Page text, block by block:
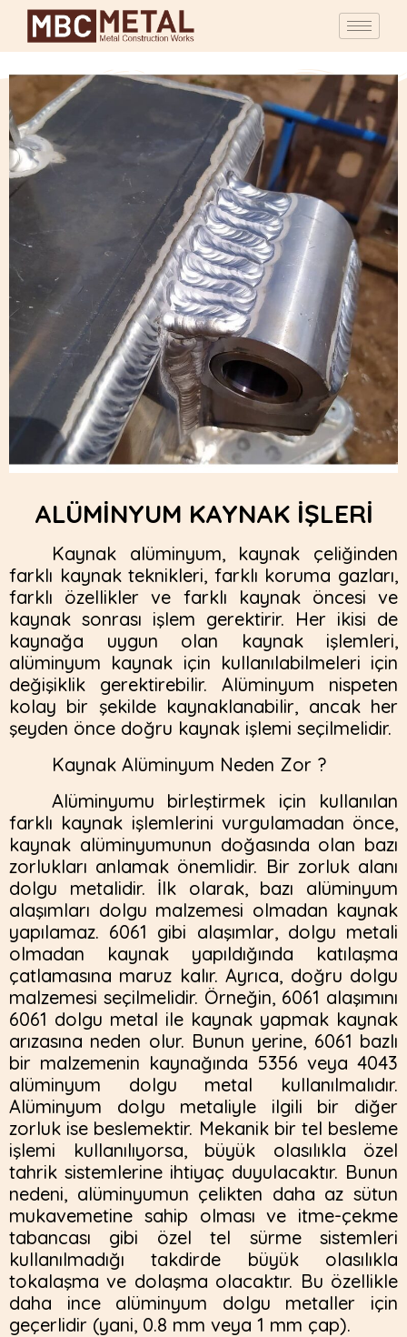
Alüminyum
Kaynak İşleri
ALÜMİNYUM KAYNAK İŞLERİ
Kaynak alüminyum, kaynak çeliğinden
farklı kaynak teknikleri, farklı koruma gazları,
farklı özellikler ve farklı kaynak öncesi ve
kaynak sonrası işlem gerektirir. Her ikisi de
kaynağa uygun olan kaynak işlemleri,
alüminyum kaynak için kullanılabilmeleri için
değişiklik gerektirebilir. Alüminyum nispeten
kolay bir şekilde kaynaklanabilir, ancak her
şeyden önce doğru kaynak işlemi seçilmelidir.
Kaynak Alüminyum Neden Zor ?
Alüminyumu birleştirmek için kullanılan
farklı kaynak işlemlerini vurgulamadan önce,
kaynak alüminyumunun doğasında olan bazı
zorlukları anlamak önemlidir. Bir zorluk alanı
dolgu metalidir. İlk olarak, bazı alüminyum
alaşımları dolgu malzemesi olmadan kaynak
yapılamaz. 6061 gibi alaşımlar, dolgu metali
olmadan kaynak yapıldığında katılaşma
çatlamasına maruz kalır. Ayrıca, doğru dolgu
malzemesi seçilmelidir. Örneğin, 6061 alaşımını
6061 dolgu metal ile kaynak yapmak kaynak
arızasına neden olur. Bunun yerine, 6061 bazlı
bir malzemenin kaynağında 5356 veya 4043
alüminyum dolgu metal kullanılmalıdır.
Alüminyum dolgu metaliyle ilgili bir diğer
zorluk ise beslemektir. Mekanik bir tel besleme
işlemi kullanılıyorsa, büyük olasılıkla özel
tahrik sistemlerine ihtiyaç duyulacaktır. Bunun
nedeni, alüminyumun çelikten daha az sütun
mukavemetine sahip olması ve itme-çekme
tabancası gibi özel tel sürme sistemleri
kullanılmadığı takdirde büyük olasılıkla
tokalaşma ve dolaşma olacaktır. Bu özellikle
daha ince alüminyum dolgu metaller için
geçerlidir (yani, 0.8 mm veya 1 mm çap).